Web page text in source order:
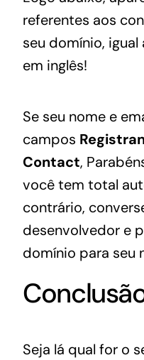
referentes aos
seu domínio, igual
em inglês!
Se seu nome e
campos
Contact,
você tem total
contrário,
desenvolvedor e
domínio para seu
Seja lá qual for o